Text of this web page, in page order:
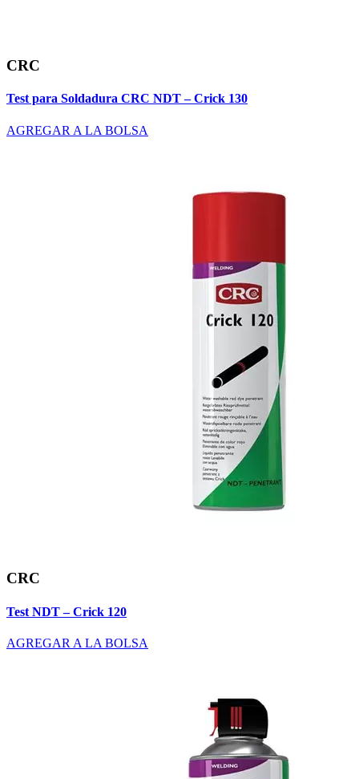
CRC
Test para Soldadura CRC NDT – Crick 130
AGREGAR A LA BOLSA
CRC
Test NDT – Crick 120
AGREGAR A LA BOLSA